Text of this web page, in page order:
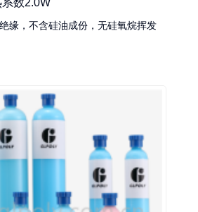
数2.0W
缘，不含硅油成份，无硅氧烷挥发